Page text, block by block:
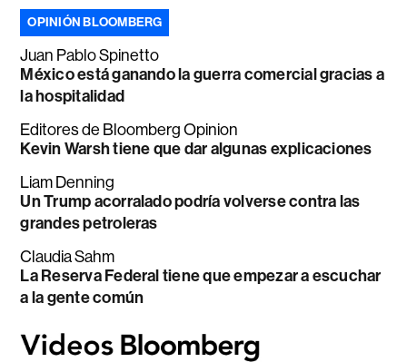
OPINIÓN BLOOMBERG
Juan Pablo Spinetto
México está ganando la guerra comercial gracias a
la hospitalidad
Editores de Bloomberg Opinion
Kevin Warsh tiene que dar algunas explicaciones
Liam Denning
Un Trump acorralado podría volverse contra las
grandes petroleras
Claudia Sahm
La Reserva Federal tiene que empezar a escuchar
a la gente común